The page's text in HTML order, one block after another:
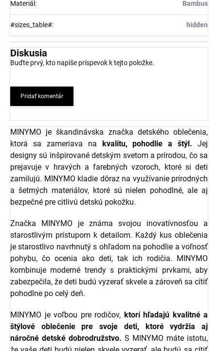
Materiál : Bambus
#sizes_table#: hidden
Diskusia
Buďte prvý, kto napíše príspevok k tejto položke.
Pridať komentár
MINYMO je škandinávska značka detského oblečenia,
ktorá sa zameriava na kvalitu, pohodlie a štýl. Jej
designy sú inšpirované detským svetom a prírodou, čo sa
prejavuje v hravých a farebných vzoroch, ktoré si deti
zamilujú. MINYMO kladie dôraz na využívanie prírodných
a šetrných materiálov, ktoré sú nielen pohodlné, ale aj
bezpečné pre citlivú detskú pokožku.
Značka MINYMO je známa svojou inovatívnosťou a
starostlivým prístupom k detailom. Každý kus oblečenia
je starostlivo navrhnutý s ohľadom na pohodlie a voľnosť
pohybu, čo ocenia ako deti, tak ich rodičia. MINYMO
kombinuje moderné trendy s praktickými prvkami, aby
zabezpečila, že deti budú vyzerať skvele a zároveň sa cítiť
pohodlne po celý deň.
MINYMO je voľbou pre rodičov, ktorí hľadajú kvalitné a
štýlové oblečenie pre svoje deti, ktoré vydržia aj
náročné detské dobrodružstvo. S MINYMO máte istotu,